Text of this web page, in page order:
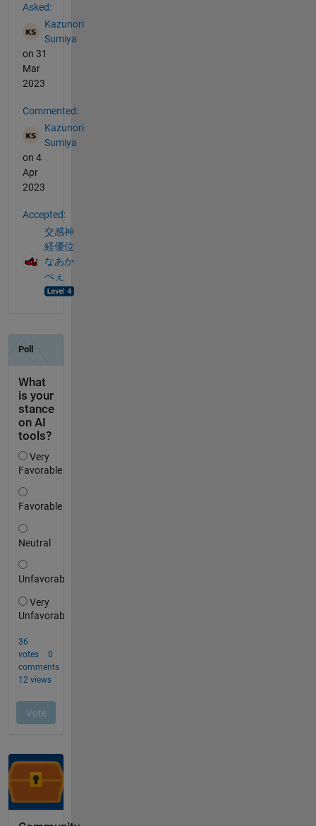
Asked:
Kazunori
Sumiya
on 31
Mar
2023
Commented:
Kazunori
Sumiya
on 4
Apr
2023
Accepted:
交感神
経優位
なあか
べぇ